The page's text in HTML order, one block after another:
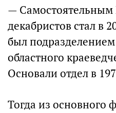
— Самостоятельным
декабристов стал в
был
областного
Основали отдел в
Тогда из основного